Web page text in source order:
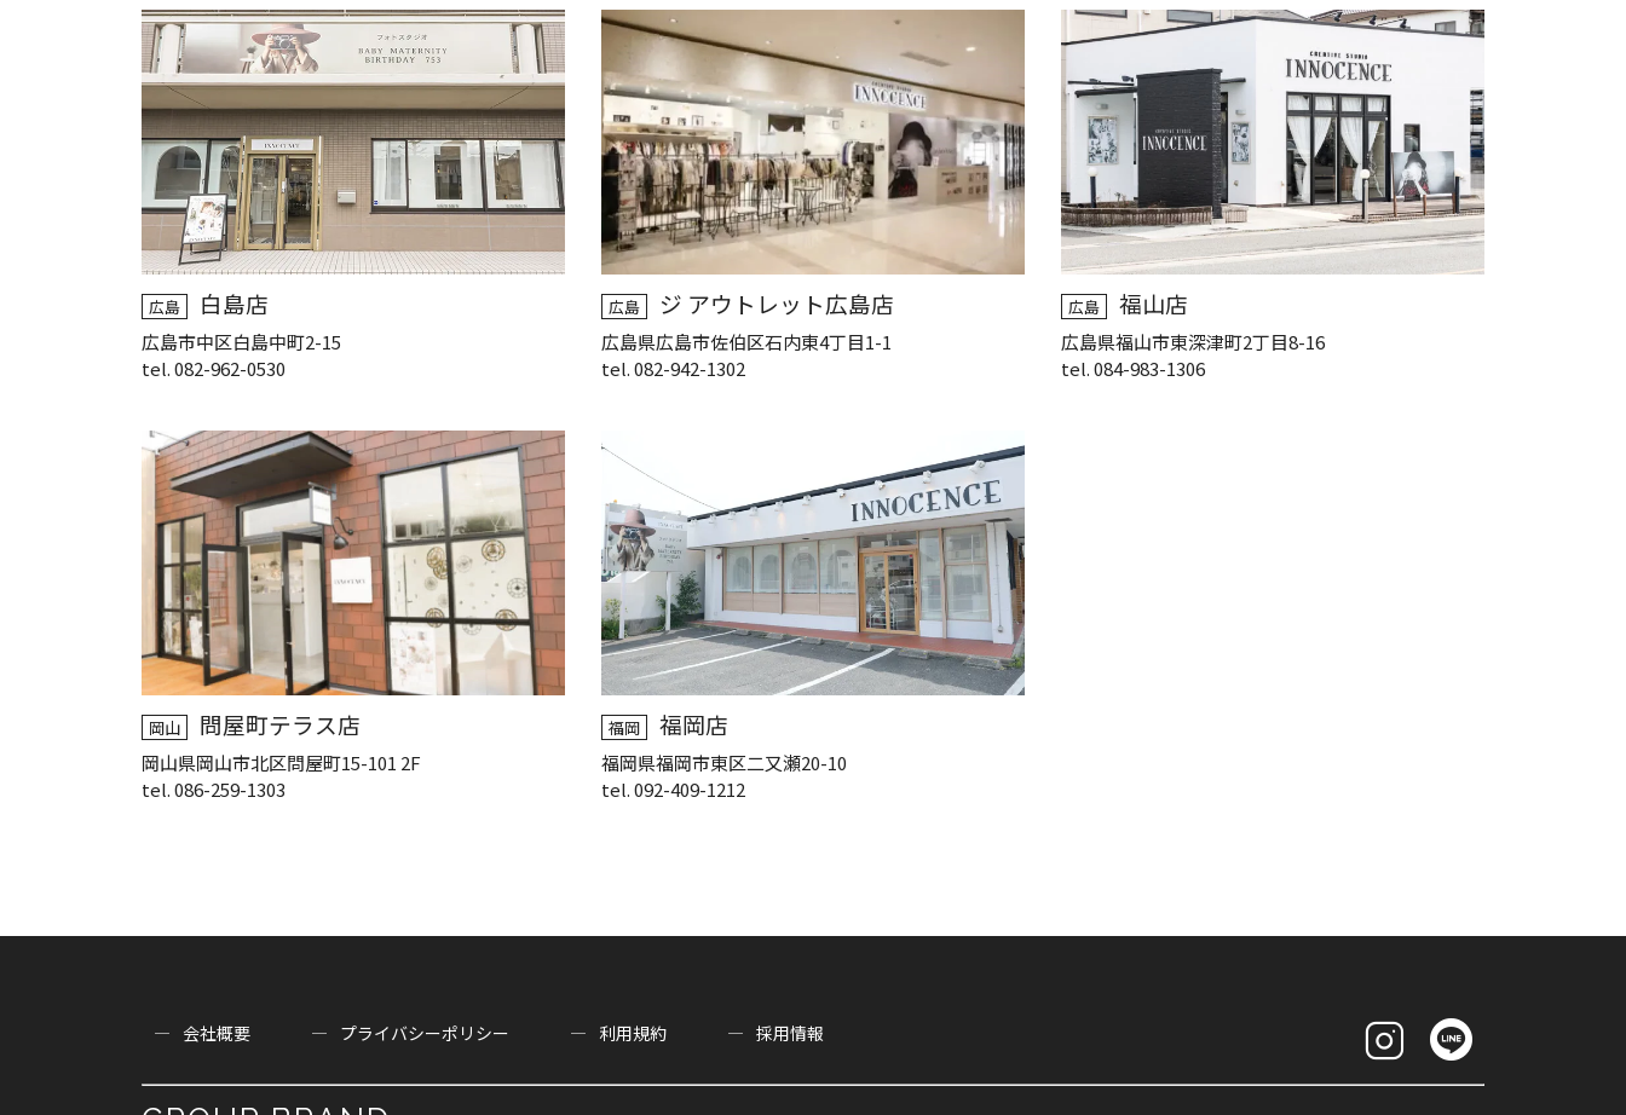
広島 白島店
広島市中区白島中町2-15
tel. 082-962-0530
広島 ジ アウトレット広島店
広島県広島市佐伯区石内東4丁目1-1
tel. 082-942-1302
広島 福山店
広島県福山市東深津町2丁目8-16
tel. 084-983-1306
岡山 問屋町テラス店
岡山県岡山市北区問屋町15-101 2F
tel. 086-259-1303
福岡 福岡店
福岡県福岡市東区二又瀬20-10
tel. 092-409-1212
会社概要 プライバシーポリシー 利用規約 採用情報